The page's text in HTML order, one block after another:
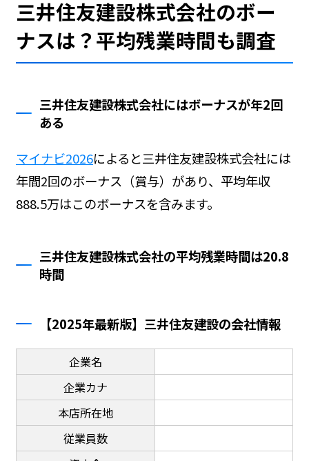
三井住友建設株式会社のボー
ナスは？平均残業時間も調査
三井住友建設株式会社にはボーナスが年2回
ある
マイナビ2026によると三井住友建設株式会社には
年間2回のボーナス（賞与）があり、平均年収
888.5万はこのボーナスを含みます。
三井住友建設株式会社の平均残業時間は20.8
時間
【2025年最新版】三井住友建設の会社情報
企業名
企業カナ
本店所在地
従業員数